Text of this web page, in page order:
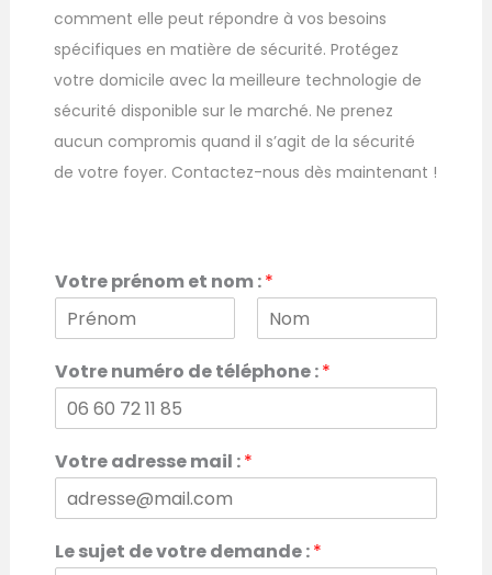
comment elle peut répondre à vos besoins
spécifiques en matière de sécurité. Protégez
votre domicile avec la meilleure technologie de
sécurité disponible sur le marché. Ne prenez
aucun compromis quand il s’agit de la sécurité
de votre foyer. Contactez-nous dès maintenant !
Votre prénom et nom :*
r
é
m
o
m
Votre numéro de téléphone :*
Votre adresse mail :*
Le sujet de votre demande :*